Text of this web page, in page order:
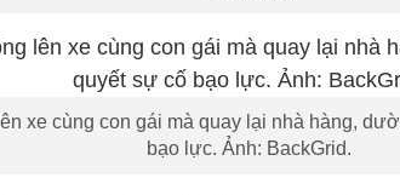
xe cùng con gái mà quay lại nhà hàng,
bạo lực. Ảnh: BackGrid.